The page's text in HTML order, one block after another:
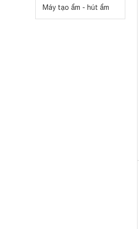
Máy tạo ẩm - hút ẩm